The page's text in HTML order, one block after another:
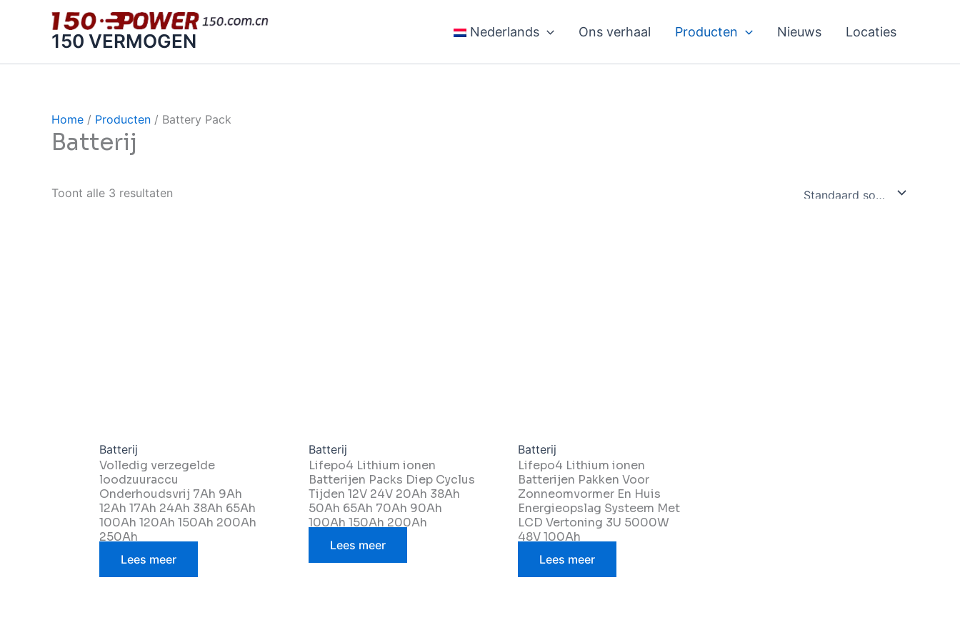
inhoud
150 VERMOGEN Nederlands Ons verhaal Producten Nieuws Locaties
Home / Producten / Battery Pack
Batterij
Toont alle 3 resultaten
Batterij
Volledig verzegelde
loodzuuraccu
Onderhoudsvrij 7Ah 9Ah
12Ah 17Ah 24Ah 38Ah 65Ah
100Ah 120Ah 150Ah 200Ah
250Ah
Lees meer
Batterij
Lifepo4 Lithium ionen
Batterijen Packs Diep Cyclus
Tijden 12V 24V 20Ah 38Ah
50Ah 65Ah 70Ah 90Ah
100Ah 150Ah 200Ah
Lees meer
Batterij
Lifepo4 Lithium ionen
Batterijen Pakken Voor
Zonneomvormer En Huis
Energieopslag Systeem Met
LCD Vertoning 3U 5000W
48V 100Ah
Lees meer